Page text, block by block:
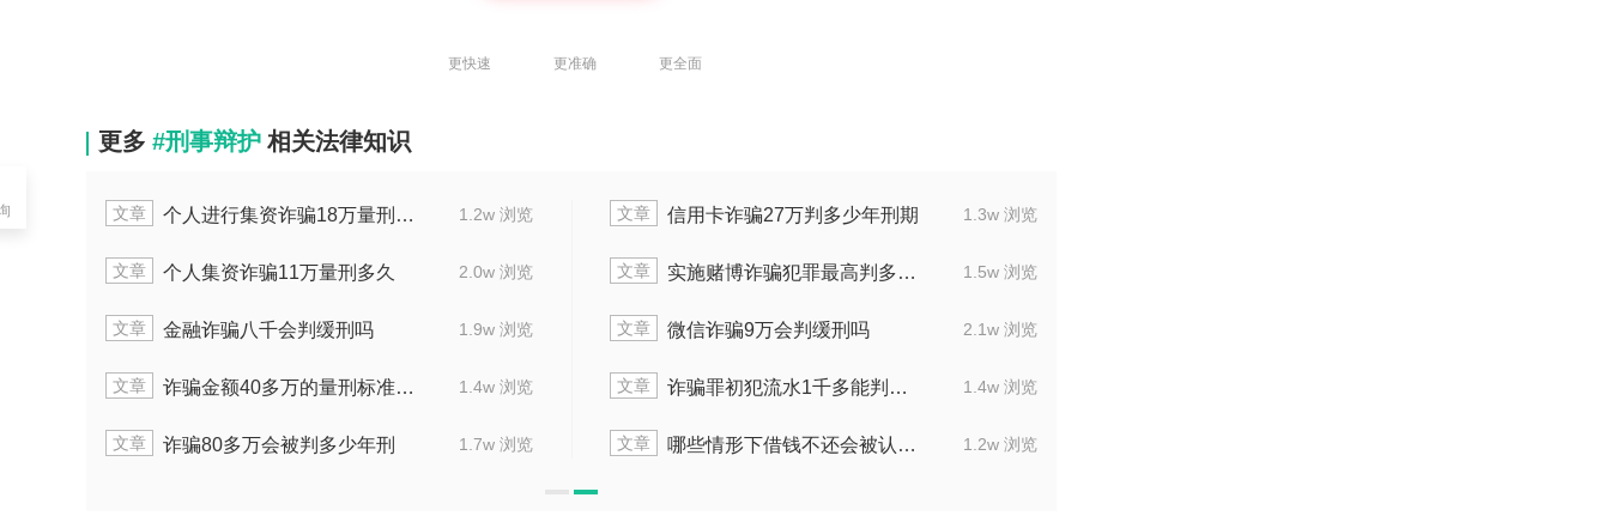
更快速 更准确 更全面
更多 #刑事辩护 相关法律知识
1.7w 浏览
电信诈骗30万可不可以判缓刑 1.7w 浏览
文章 诈骗20万以上退赃能缓刑吗
1.8w 浏览
诈骗罪从犯金额70万会判多长时间 2.0w 浏览
文章 诈骗罪的数额巨大判决标准是什么
1.9w 浏览
涉嫌非法集资诈骗65万已退赃能判多少年 1.5w 浏览
文章 合同诈骗罪初犯60万判多长时间
2.0w 浏览
诈骗能改判为经济纠纷吗 1.8w 浏览
文章 因诈骗被拘留4个月还没判刑怎么办
1.4w 浏览
合同诈骗犯罪一万可以判几年 1.9w 浏览
文章 诈骗400万大概能判几年
文章 个人进行集资诈骗18万量刑多久
文章 个人集资诈骗11万量刑多久
文章 金融诈骗八千会判缓刑吗
文章 诈骗金额40多万的量刑标准有哪些
文章 诈骗80多万会被判多少年刑